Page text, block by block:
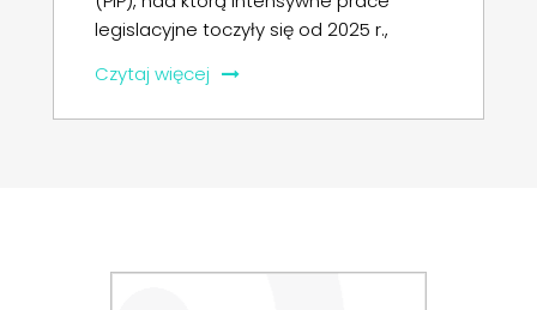
firm) authorisation to use KSeF on your
Czytaj więcej